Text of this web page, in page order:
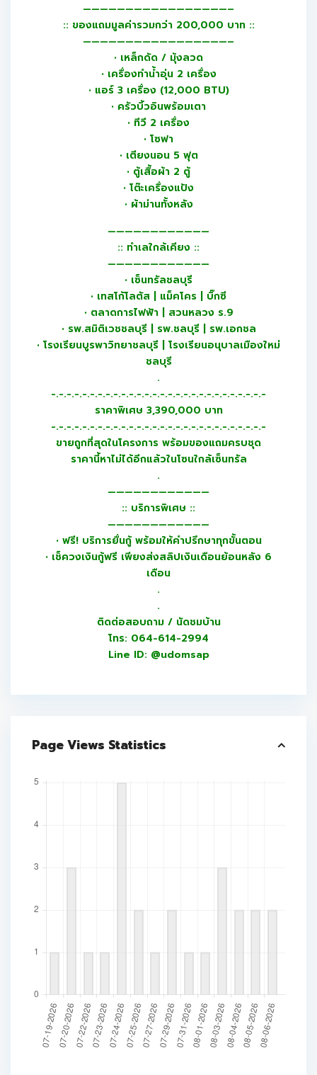
—————————————————–
:: ของแถมมูลค่ารวมกว่า 200,000 บาท ::
—————————————————–
• เหล็กดัด / มุ้งลวด
• เครื่องทำน้ำอุ่น 2 เครื่อง
• แอร์ 3 เครื่อง (12,000 BTU)
• ครัวบิ้วอินพร้อมเตา
• ทีวี 2 เครื่อง
• โซฟา
• เตียงนอน 5 ฟุต
• ตู้เสื้อผ้า 2 ตู้
• โต๊ะเครื่องแป้ง
• ผ้าม่านทั้งหลัง
————————————
:: ทำเลใกล้เคียง ::
————————————
• เซ็นทรัลชลบุรี
• เทสโก้โลตัส | แม็คโคร | บิ๊กซี
• ตลาดการไฟฟ้า | สวนหลวง ร.9
• รพ.สมิติเวชชลบุรี | รพ.ชลบุรี | รพ.เอกชล
• โรงเรียนบูรพาวิทยาชลบุรี | โรงเรียนอนุบาลเมืองใหม่
ชลบุรี
.
-.-.-.-.-.-.-.-.-.-.-.-.-.-.-.-.-.-.-.-.-.-.-.-.-.-.-.-
ราคาพิเศษ 3,390,000 บาท
-.-.-.-.-.-.-.-.-.-.-.-.-.-.-.-.-.-.-.-.-.-.-.-.-.-.-.-
ขายถูกที่สุดในโครงการ พร้อมของแถมครบชุด
ราคานี้หาไม่ได้อีกแล้วในโซนใกล้เซ็นทรัล
.
————————————
:: บริการพิเศษ ::
————————————
• ฟรี! บริการยื่นกู้ พร้อมให้คำปรึกษาทุกขั้นตอน
• เช็ควงเงินกู้ฟรี เพียงส่งสลิปเงินเดือนย้อนหลัง 6
เดือน
.
.
ติดต่อสอบถาม / นัดชมบ้าน
โทร: 064-614-2994
Line ID: @udomsap
Page Views Statistics